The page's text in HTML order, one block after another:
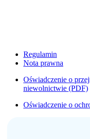
Regulamin
Nota prawna
Oświadczenie o
niewolnictwie (PDF)
Oświadczenie o